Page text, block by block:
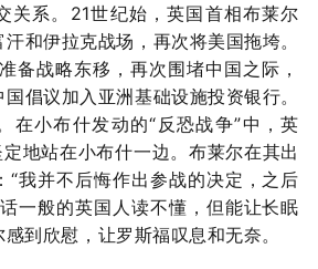
关系。21世纪始，英国首相布莱尔
和伊拉克战场，再次将美国拖垮。
备战略东移，再次围堵中国之际，
倡议加入亚洲基础设施投资银行。
在小布什发动的“反恐战争”中，英
定地站在小布什一边。布莱尔在其出
“我并不后悔作出参战的决定，之后
一般的英国人读不懂，但能让长眠
到欣慰，让罗斯福叹息和无奈。